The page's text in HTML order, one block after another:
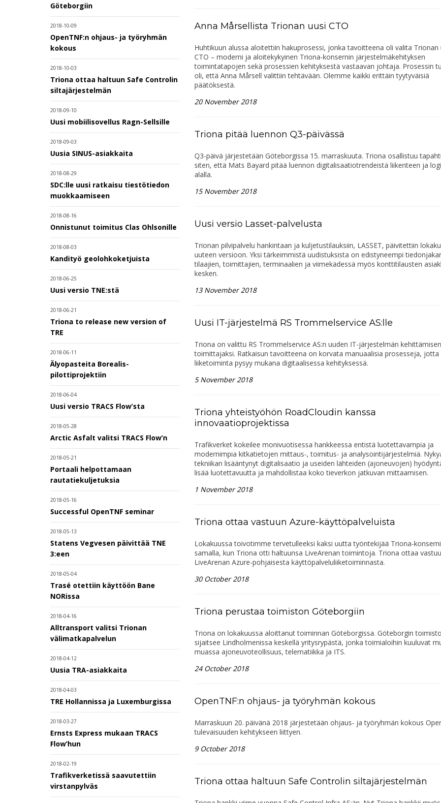
Göteborgiin
2018-10-09
OpenTNF:n ohjaus- ja työryhmän
kokous
2018-10-03
Triona ottaa haltuun Safe Controlin
siltajärjestelmän
2018-09-10
Uusi mobiilisovellus Ragn-Sellsille
2018-09-03
Uusia SINUS-asiakkaita
2018-08-29
SDC:lle uusi ratkaisu tiestötiedon
muokkaamiseen
2018-08-16
Onnistunut toimitus Clas Ohlsonille
2018-08-03
Kandityö geolohkoketjuista
2018-06-25
Uusi versio TNE:stä
2018-06-21
Triona to release new version of
TRE
2018-06-11
Älyopasteita Borealis-
pilottiprojektiin
2018-06-04
Uusi versio TRACS Flow’sta
2018-05-28
Arctic Asfalt valitsi TRACS Flow’n
2018-05-21
Portaali helpottamaan
rautatiekuljetuksia
2018-05-16
Successful OpenTNF seminar
2018-05-13
Statens Vegvesen päivittää TNE
3:een
2018-05-04
Trasé otettiin käyttöön Bane
NORissa
2018-04-16
Alltransport valitsi Trionan
välimatkapalvelun
2018-04-12
Uusia TRA-asiakkaita
2018-04-03
TRE Hollannissa ja Luxemburgissa
2018-03-27
Ernsts Express mukaan TRACS
Flow’hun
2018-02-19
Trafikverketissä saavutettiin
virstanpylväs
Anna Mårsellista Trionan uusi CTO
Huhtikuun alussa aloitettiin hakuprosessi, jonka tavoitteena oli valita Trionan
CTO – moderni ja aloitekykyinen Triona-konsernin järjestelmäkehityksen
toimintatapojen sekä prosessien kehityksestä vastaavan johtaja. Prosessin
oli, että Anna Mårsell valittiin tehtävään. Olemme kaikki erittäin tyytyväisiä
päätöksestä.
20 November 2018
Triona pitää luennon Q3-päivässä
Q3-päivä järjestetään Göteborgissa 15. marraskuuta. Triona osallistuu
siten, että Mats Bayard pitää luennon digitalisaatiotrendeistä liikenteen ja
alalla.
15 November 2018
Uusi versio Lasset-palvelusta
Trionan pilvipalvelu hankintaan ja kuljetustilauksiin, LASSET, päivitettiin
uuteen versioon. Yksi tärkeimmistä uudistuksista on edistyneempi
tilaajien, toimittajien, terminaalien ja viimekädessä myös konttitilausten
kesken.
13 November 2018
Uusi IT-järjestelmä RS Trommelservice AS:lle
Triona on valittu RS Trommelservice AS:n uuden IT-järjestelmän kehittämisen
toimittajaksi. Ratkaisun tavoitteena on korvata manuaalisia prosesseja, jotta
liiketoiminta pysyy mukana digitaalisessa kehityksessä.
5 November 2018
Triona yhteistyöhön RoadCloudin kanssa
innovaatioprojektissa
Trafikverket kokeilee monivuotisessa hankkeessa entistä luotettavampia ja
modernimpia kitkatietojen mittaus-, toimitus- ja analysointijärjestelmiä.
tekniikan lisääntynyt digitalisaatio ja useiden lähteiden (ajoneuvojen)
lisää luotettavuutta ja mahdollistaa koko tieverkon jatkuvan mittaamisen.
1 November 2018
Triona ottaa vastuun Azure-käyttöpalveluista
Lokakuussa toivotimme tervetulleeksi kaksi uutta työntekijää Triona-
samalla, kun Triona otti haltuunsa LiveArenan toimintoja. Triona ottaa
LiveArenan Azure-pohjaisesta käyttöpalveluliiketoiminnasta.
30 October 2018
Triona perustaa toimiston Göteborgiin
Triona on lokakuussa aloittanut toiminnan Göteborgissa. Göteborgin toimisto
sijaitsee Lindholmenissa keskellä yritysrypästä, jonka toimialoihin kuuluvat
muassa ajoneuvoteollisuus, telematiikka ja ITS.
24 October 2018
OpenTNF:n ohjaus- ja työryhmän kokous
Marraskuun 20. päivänä 2018 järjestetään ohjaus- ja työryhmän kokous
tulevaisuuden kehitykseen liittyen.
9 October 2018
Triona ottaa haltuun Safe Controlin siltajärjestelmän